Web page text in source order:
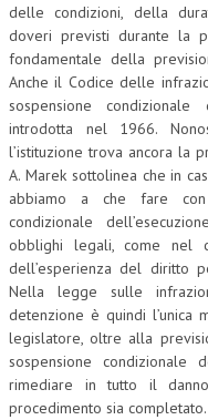
NEWS
ARCHIVIO EVENTI (FINO
CORSI ENTI TERZI
PUBBLICAZIONI
TELEGRAM
DOCUMENTI
MANUALI E MONOGRAFIE
TESI DI LAUREA
delle condizioni, della
doveri previsti durante la
fondamentale della
Anche il Codice delle
sospensione
introdotta nel 1966.
l’istituzione trova ancora la
A. Marek sottolinea che in
abbiamo a che fare con
condizionale
obblighi legali, come nel
dell’esperienza del diritto
Nella legge sulle
detenzione è quindi l’unica
legislatore, oltre alla
sospensione condizionale
rimediare in tutto il
procedimento sia